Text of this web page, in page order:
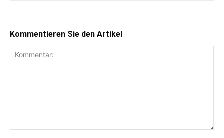
Kommentieren Sie den Artikel